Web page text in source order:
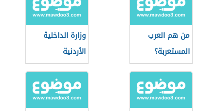
من هم العرب
المستعربة؟
وزارة الداخلية
الأردنية